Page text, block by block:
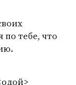
по тебе, что